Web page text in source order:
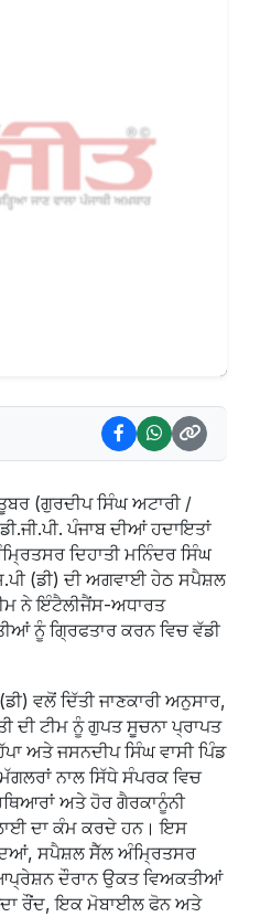
(ਗੁਰਦੀਪ ਸਿੰਘ ਅਟਾਰੀ /
ਪੰਜਾਬ ਦੀਆਂ ਹਦਾਇਤਾਂ
ਦਿਹਾਤੀ ਮਨਿੰਦਰ ਸਿੰਘ
(ਡੀ) ਦੀ ਅਗਵਾਈ ਹੇਠ ਸਪੈਸ਼ਲ
ਨੇ ਇੰਟੈਲੀਜੈਂਸ-ਅਧਾਰਤ
ਨੂੰ ਗ੍ਰਿਫਤਾਰ ਕਰਨ ਵਿਚ ਵੱਡੀ
ਵਲੋਂ ਦਿੱਤੀ ਜਾਣਕਾਰੀ ਅਨੁਸਾਰ,
ਦੀ ਟੀਮ ਨੂੰ ਗੁਪਤ ਸੂਚਨਾ ਪ੍ਰਾਪਤ
ਅਤੇ ਜਸਨਦੀਪ ਸਿੰਘ ਵਾਸੀ ਪਿੰਡ
ਨਾਲ ਸਿੱਧੇ ਸੰਪਰਕ ਵਿਚ
ਅਤੇ ਹੋਰ ਗੈਰਕਾਨੂੰਨੀ
ਦਾ ਕੰਮ ਕਰਦੇ ਹਨ। ਇਸ
ਸਪੈਸ਼ਲ ਸੈੱਲ ਅੰਮ੍ਰਿਤਸਰ
ਦੌਰਾਨ ਉਕਤ ਵਿਅਕਤੀਆਂ
ਰੌਂਦ, ਇਕ ਮੋਬਾਈਲ ਫੋਨ ਅਤੇ